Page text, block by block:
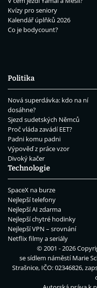
Kvízy pro seniory
Kalendář úplňků 2026
Co je bodycount?
Politika
Nová superdávka: kdo na ní
dosáhne?
Sjezd sudetských Němců
Proč vláda zavádí EET?
Padni komu padni
Výpověď z práce vzor
Divoký kačer
Technologie
SpaceX na burze
Nejlepší telefony
Nejlepší AI zdarma
Nejlepší chytré hodinky
Nejlepší VPN – srovnání
Netflix filmy a seriály
© 2001 - 2026
se sídlem náměstí Marie
Strašnice, IČO: 02346826,